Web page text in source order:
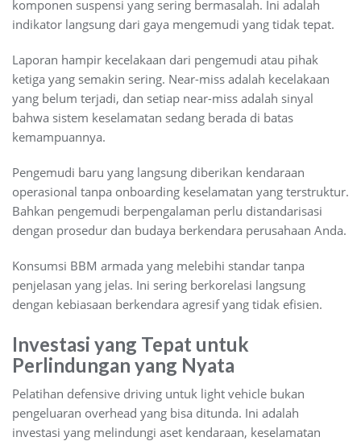
komponen suspensi yang sering bermasalah. Ini adalah
indikator langsung dari gaya mengemudi yang tidak tepat.
Laporan hampir kecelakaan dari pengemudi atau pihak
ketiga yang semakin sering. Near-miss adalah kecelakaan
yang belum terjadi, dan setiap near-miss adalah sinyal
bahwa sistem keselamatan sedang berada di batas
kemampuannya.
Pengemudi baru yang langsung diberikan kendaraan
operasional tanpa onboarding keselamatan yang terstruktur.
Bahkan pengemudi berpengalaman perlu distandarisasi
dengan prosedur dan budaya berkendara perusahaan Anda.
Konsumsi BBM armada yang melebihi standar tanpa
penjelasan yang jelas. Ini sering berkorelasi langsung
dengan kebiasaan berkendara agresif yang tidak efisien.
Investasi yang Tepat untuk
Perlindungan yang Nyata
Pelatihan defensive driving untuk light vehicle bukan
pengeluaran overhead yang bisa ditunda. Ini adalah
investasi yang melindungi aset kendaraan, keselamatan